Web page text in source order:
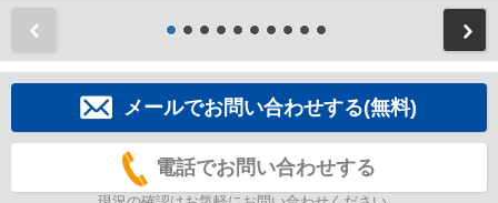
メールでお問い合わせする(無料)
電話でお問い合わせする